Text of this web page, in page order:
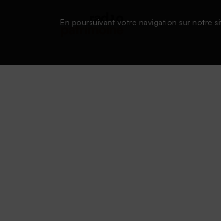
En poursuivant votre navigation sur notre